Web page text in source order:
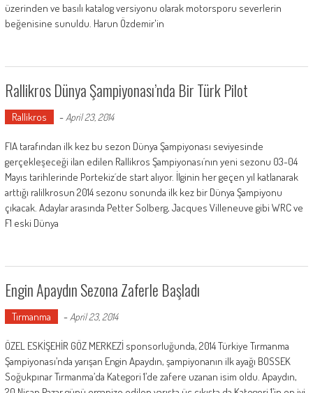
üzerinden ve basılı katalog versiyonu olarak motorsporu severlerin
beğenisine sunuldu. Harun Özdemir'in
Rallikros Dünya Şampiyonası’nda Bir Türk Pilot
Rallikros - April 23, 2014
FIA tarafından ilk kez bu sezon Dünya Şampiyonası seviyesinde
gerçekleşeceği ilan edilen Rallikros Şampiyonası´nın yeni sezonu 03-04
Mayıs tarihlerinde Portekiz´de start alıyor. İlginin her geçen yıl katlanarak
arttığı ralilkrosun 2014 sezonu sonunda ilk kez bir Dünya Şampiyonu
çıkacak. Adaylar arasında Petter Solberg, Jacques Villeneuve gibi WRC ve
F1 eski Dünya
Engin Apaydın Sezona Zaferle Başladı
Tırmanma - April 23, 2014
ÖZEL ESKİŞEHİR GÖZ MERKEZİ sponsorluğunda, 2014 Türkiye Tırmanma
Şampiyonası’nda yarışan Engin Apaydın, şampiyonanın ilk ayağı BOSSEK
Soğukpınar Tırmanma’da Kategori 1’de zafere uzanan isim oldu. Apaydın,